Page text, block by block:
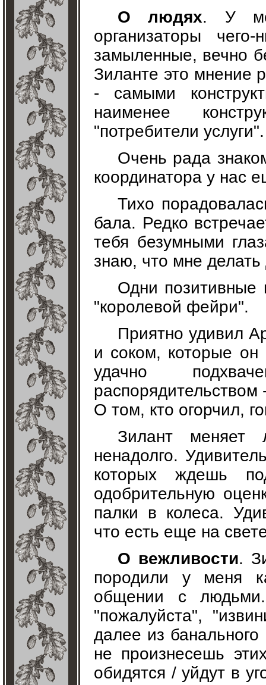
О людях. У
организаторы
замыленные, вечно
Зиланте это мнение
- самыми
наименее
"потребители
Очень рада
координатора у нас
Тихо
бала. Редко
тебя безумными
знаю, что мне
Одни позитивные
"королевой фейри".
Приятно удивил
и соком, которые он
удачно
распорядительством
О том, кто огорчил,
Зилант меняет
ненадолго.
которых ждешь
одобрительную
палки в колеса.
что есть еще на
О вежливости.
породили у меня
общении с
"пожалуйста",
далее из
не произнесешь
обидятся / уйдут в